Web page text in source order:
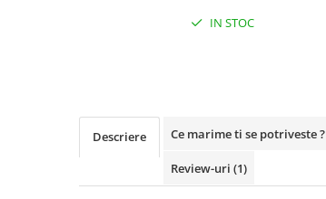
IN STOC
Descriere Ce marime ti se potriveste ?
Review-uri (1)